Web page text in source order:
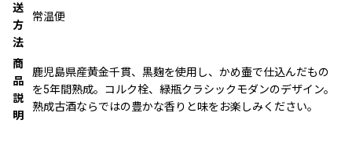
送
方
法
常温便
商
品
説
明
鹿児島県産黄金千貫、黒麹を使用し、かめ壷で仕込んだもの
を5年間熟成。コルク栓、緑瓶クラシックモダンのデザイン。
熟成古酒ならではの豊かな香りと味をお楽しみください。